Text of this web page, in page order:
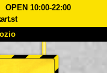
OPEN 10:00-22:00